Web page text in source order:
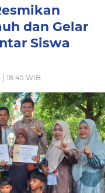
dan Gelar
Siswa
18:45 WIB